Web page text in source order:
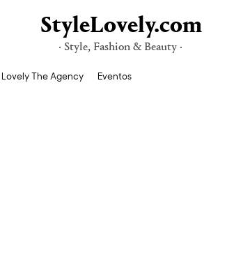
StyleLovely.com
· Style, Fashion & Beauty ·
Lovely The Agency Eventos